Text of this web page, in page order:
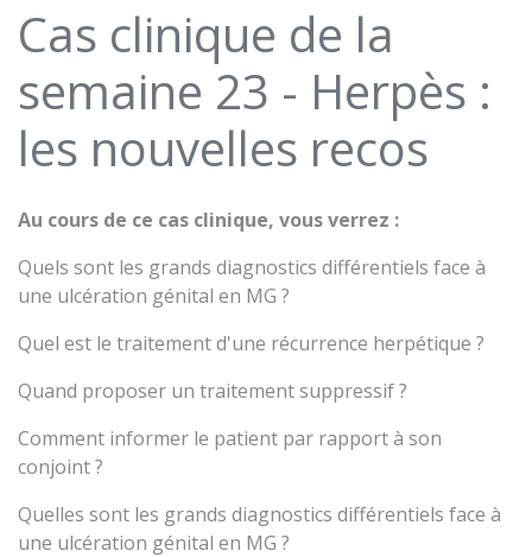
Cas clinique de la
semaine 23 - Herpès :
les nouvelles recos
Au cours de ce cas clinique, vous verrez :
Quels sont les grands diagnostics différentiels face à
une ulcération génital en MG ?
Quel est le traitement d'une récurrence herpétique ?
Quand proposer un traitement suppressif ?
Comment informer le patient par rapport à son
conjoint ?
Quelles sont les grands diagnostics différentiels face à
une ulcération génital en MG ?